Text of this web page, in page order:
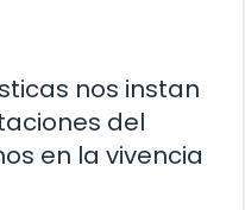
nos instan
del
en la vivencia